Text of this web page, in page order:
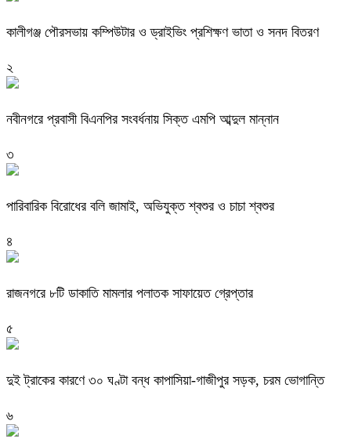
কালীগঞ্জ পৌরসভায় কম্পিউটার ও ড্রাইভিং প্রশিক্ষণ ভাতা ও সনদ বিতরণ
২
নবীনগরে প্রবাসী বিএনপির সংবর্ধনায় সিক্ত এমপি আব্দুল মান্নান
৩
পারিবারিক বিরোধের বলি জামাই, অভিযুক্ত শ্বশুর ও চাচা শ্বশুর
৪
রাজনগরে ৮টি ডাকাতি মামলার পলাতক সাফায়েত গ্রেপ্তার
৫
দুই ট্রাকের কারণে ৩০ ঘণ্টা বন্ধ কাপাসিয়া-গাজীপুর সড়ক, চরম ভোগান্তি
৬